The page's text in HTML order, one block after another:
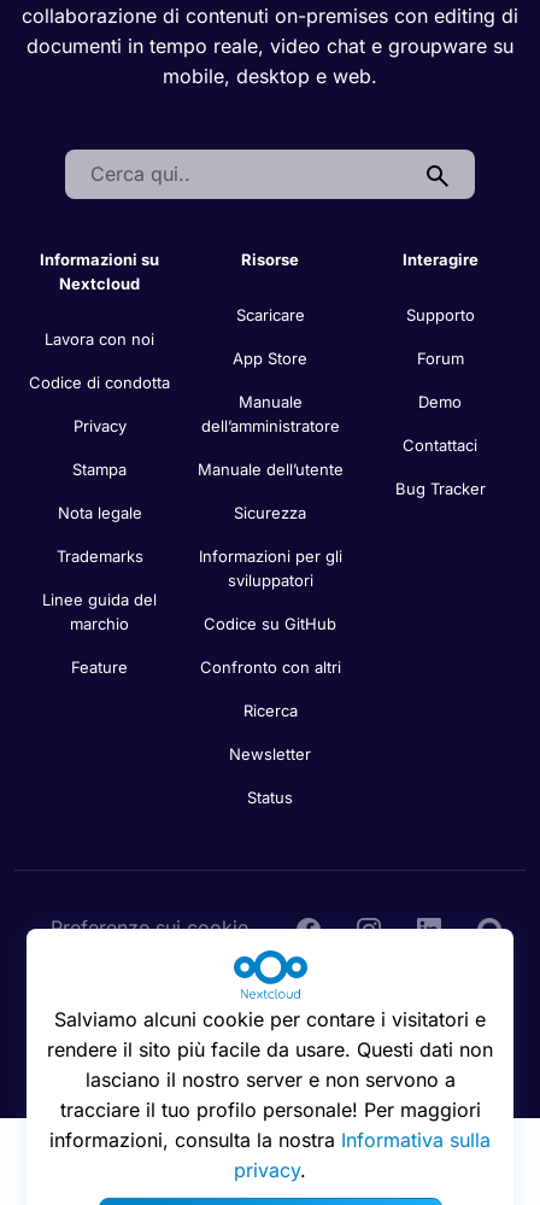
collaborazione di contenuti on-premises con editing di
documenti in tempo reale, video chat e groupware su
mobile, desktop e web.
Search:
Informazioni su
Nextcloud
Lavora con noi
Codice di condotta
Privacy
Stampa
Nota legale
Trademarks
Linee guida del
marchio
Feature
Risorse
Scaricare
App Store
Manuale
dell’amministratore
Manuale dell’utente
Sicurezza
Informazioni per gli
sviluppatori
Codice su GitHub
Confronto con altri
Ricerca
Newsletter
Status
Interagire
Supporto
Forum
Demo
Contattaci
Bug Tracker
Preferenze sui cookie
© 2016 - 2026 Nextcloud GmbH
Salviamo alcuni cookie per contare i visitatori e
rendere il sito più facile da usare. Questi dati non
lasciano il nostro server e non servono a
tracciare il tuo profilo personale! Per maggiori
informazioni, consulta la nostra Informativa sulla
privacy.